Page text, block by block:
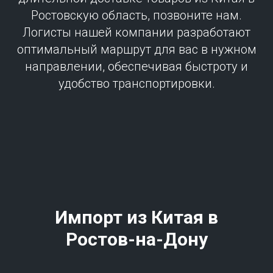
Ростовскую область, позвоните нам.
Логисты нашей компании разработают
оптимальный маршрут для вас в нужном
направлении, обеспечивая быстроту и
удобство транспортировки.
Импорт из Китая в
Ростов-на-Дону